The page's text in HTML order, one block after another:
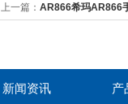
上一篇： AR866希玛AR866
新闻资讯 产